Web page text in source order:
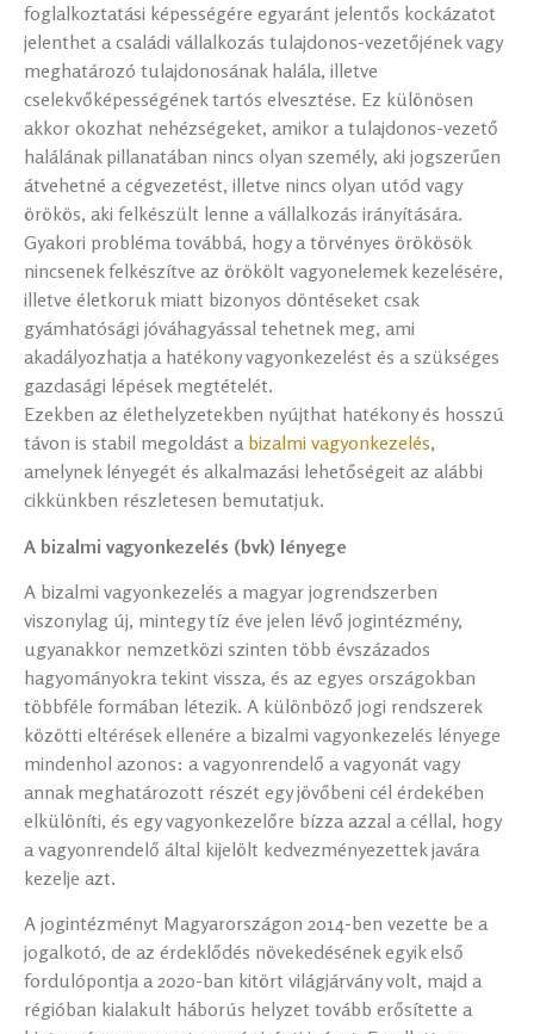
foglalkoztatási képességére egyaránt jelentős kockázatot
jelenthet a családi vállalkozás tulajdonos-vezetőjének vagy
meghatározó tulajdonosának halála, illetve
cselekvőképességének tartós elvesztése. Ez különösen
akkor okozhat nehézségeket, amikor a tulajdonos-vezető
halálának pillanatában nincs olyan személy, aki jogszerűen
átvehetné a cégvezetést, illetve nincs olyan utód vagy
örökös, aki felkészült lenne a vállalkozás irányítására.
Gyakori probléma továbbá, hogy a törvényes örökösök
nincsenek felkészítve az örökölt vagyonelemek kezelésére,
illetve életkoruk miatt bizonyos döntéseket csak
gyámhatósági jóváhagyással tehetnek meg, ami
akadályozhatja a hatékony vagyonkezelést és a szükséges
gazdasági lépések megtételét.
Ezekben az élethelyzetekben nyújthat hatékony és hosszú
távon is stabil megoldást a bizalmi vagyonkezelés,
amelynek lényegét és alkalmazási lehetőségeit az alábbi
cikkünkben részletesen bemutatjuk.
A bizalmi vagyonkezelés (bvk) lényege
A bizalmi vagyonkezelés a magyar jogrendszerben
viszonylag új, mintegy tíz éve jelen lévő jogintézmény,
ugyanakkor nemzetközi szinten több évszázados
hagyományokra tekint vissza, és az egyes országokban
többféle formában létezik. A különböző jogi rendszerek
közötti eltérések ellenére a bizalmi vagyonkezelés lényege
mindenhol azonos: a vagyonrendelő a vagyonát vagy
annak meghatározott részét egy jövőbeni cél érdekében
elkülöníti, és egy vagyonkezelőre bízza azzal a céllal, hogy
a vagyonrendelő által kijelölt kedvezményezettek javára
kezelje azt.
A jogintézményt Magyarországon 2014-ben vezette be a
jogalkotó, de az érdeklődés növekedésének egyik első
fordulópontja a 2020-ban kitört világjárvány volt, majd a
régióban kialakult háborús helyzet tovább erősítette a